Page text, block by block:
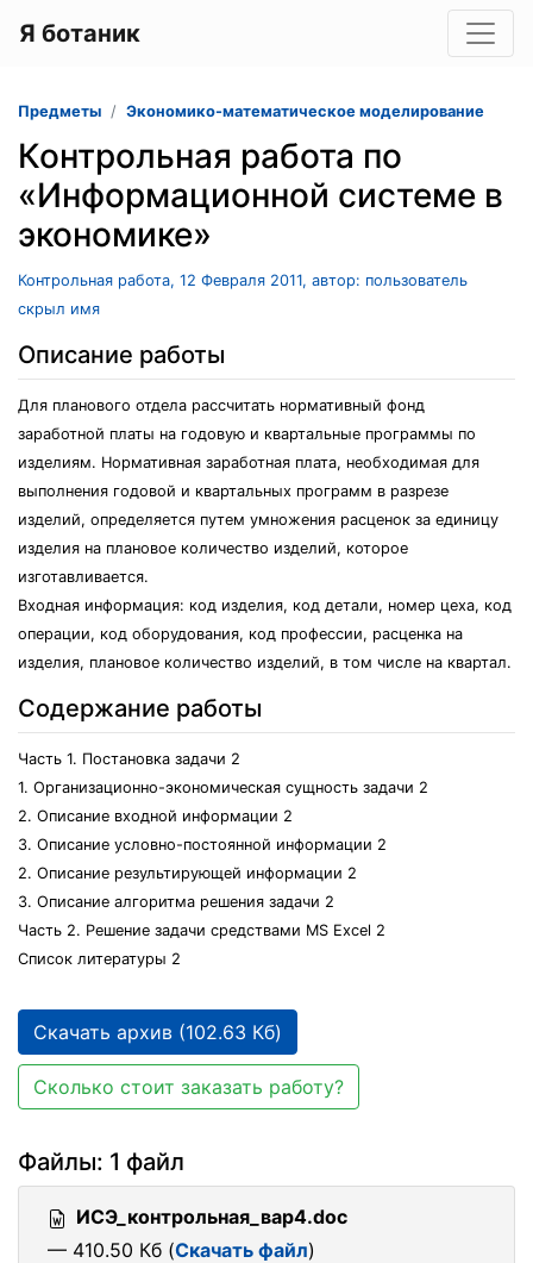
Я ботаник
Предметы Экономико-математическое моделирование
Контрольная работа по
«Информационной системе в
экономике»
Контрольная работа, 12 Февраля 2011, автор: пользователь
скрыл имя
Описание работы
Для планового отдела рассчитать нормативный фонд
заработной платы на годовую и квартальные программы по
изделиям. Нормативная заработная плата, необходимая для
выполнения годовой и квартальных программ в разрезе
изделий, определяется путем умножения расценок за единицу
изделия на плановое количество изделий, которое
изготавливается.
Входная информация: код изделия, код детали, номер цеха, код
операции, код оборудования, код профессии, расценка на
изделия, плановое количество изделий, в том числе на квартал.
Содержание работы
Часть 1. Постановка задачи 2
1. Организационно-экономическая сущность задачи 2
2. Описание входной информации 2
3. Описание условно-постоянной информации 2
2. Описание результирующей информации 2
3. Описание алгоритма решения задачи 2
Часть 2. Решение задачи средствами MS Excel 2
Список литературы 2
Скачать архив (102.63 Кб)
Сколько стоит заказать работу?
Файлы: 1 файл
ИСЭ_контрольная_вар4.doc
— 410.50 Кб (Скачать файл)